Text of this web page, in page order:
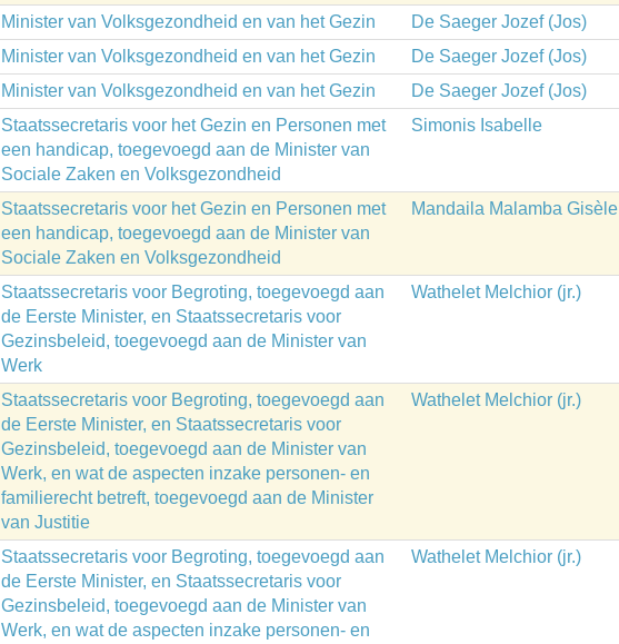
Minister van Volksgezondheid en van het Gezin De Saeger Jozef (Jos)
Minister van Volksgezondheid en van het Gezin De Saeger Jozef (Jos)
Minister van Volksgezondheid en van het Gezin De Saeger Jozef (Jos)
Staatssecretaris voor het Gezin en Personen met
een handicap, toegevoegd aan de Minister van
Sociale Zaken en Volksgezondheid
Simonis Isabelle
Staatssecretaris voor het Gezin en Personen met
een handicap, toegevoegd aan de Minister van
Sociale Zaken en Volksgezondheid
Mandaila Malamba Gisèle
Staatssecretaris voor Begroting, toegevoegd aan
de Eerste Minister, en Staatssecretaris voor
Gezinsbeleid, toegevoegd aan de Minister van
Werk
Wathelet Melchior (jr.)
Staatssecretaris voor Begroting, toegevoegd aan
de Eerste Minister, en Staatssecretaris voor
Gezinsbeleid, toegevoegd aan de Minister van
Werk, en wat de aspecten inzake personen- en
familierecht betreft, toegevoegd aan de Minister
van Justitie
Wathelet Melchior (jr.)
Staatssecretaris voor Begroting, toegevoegd aan
de Eerste Minister, en Staatssecretaris voor
Gezinsbeleid, toegevoegd aan de Minister van
Werk, en wat de aspecten inzake personen- en
Wathelet Melchior (jr.)